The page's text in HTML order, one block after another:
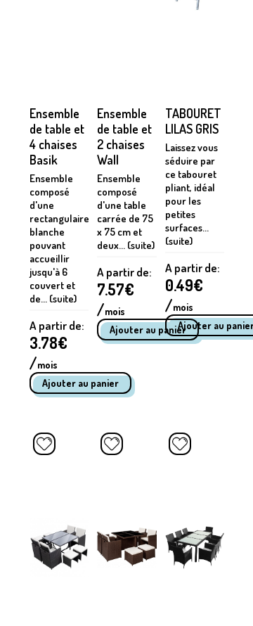
Ensemble
de table et
4 chaises
Basik
Ensemble
composé
d'une
rectangulaire
blanche
pouvant
accueillir
jusqu'à 6
couvert et
de... (suite)
A partir de:
3.78€
/mois
Ensemble
de table et
2 chaises
Wall
Ensemble
composé
d'une table
carrée de 75
x 75 cm et
deux... (suite)
A partir de:
7.57€
/mois
TABOURET
LILAS GRIS
Laissez vous
séduire par
ce tabouret
pliant, idéal
pour les
petites
surfaces...
(suite)
A partir de:
0.49€
/mois